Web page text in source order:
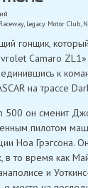
, Legacy Motor Club,
гонщик,
Camaro
к
на трассе
500 он сменит
пилотом
Ноа Грэгсона.
в то время как
и